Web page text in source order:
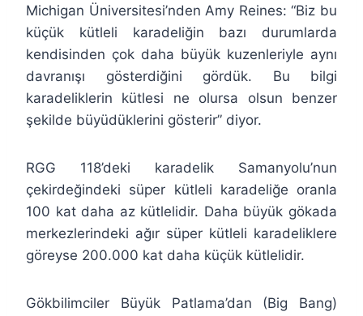
Michigan Üniversitesi’nden Amy Reines: “Biz bu
küçük kütleli karadeliğin bazı durumlarda
kendisinden çok daha büyük kuzenleriyle aynı
davranışı gösterdiğini gördük. Bu bilgi
karadeliklerin kütlesi ne olursa olsun benzer
şekilde büyüdüklerini gösterir” diyor.
RGG 118’deki karadelik Samanyolu’nun
çekirdeğindeki süper kütleli karadeliğe oranla
100 kat daha az kütlelidir. Daha büyük gökada
merkezlerindeki ağır süper kütleli karadeliklere
göreyse 200.000 kat daha küçük kütlelidir.
Gökbilimciler Büyük Patlama’dan (Big Bang)